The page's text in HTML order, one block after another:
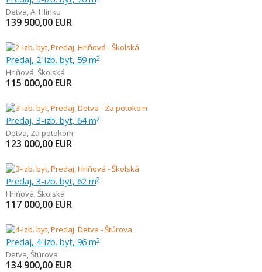
Detva,A. Hlinku
139 900,00 EUR
Predaj, 2-izb. byt, 59 m2
Hriňová,Školská
115 000,00 EUR
Predaj, 3-izb. byt, 64 m2
Detva, Za potokom
123 000,00 EUR
Predaj, 3-izb. byt, 62 m2
Hriňová,Školská
117 000,00 EUR
Predaj, 4-izb. byt, 96 m2
Detva,Štúrova
134 900,00 EUR